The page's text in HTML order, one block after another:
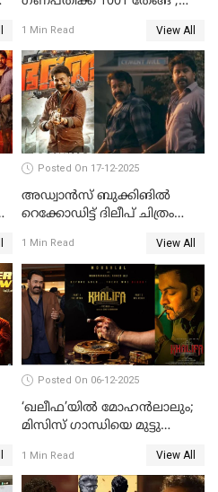
1 Min Read View All
Posted On 17-12-2025
അഡ്വാൻസ് ബുക്കിങിൽ
റെക്കോഡിട്ട് ദിലീപ് ചിത്രം
റെക്കോർഡ് വിൽപ്പന;
മണിക്കൂറില്‍ വിറ്റത്
1000ത്തിന് മുകളിൽ ടിക്കറ്റ്
1 Min Read View All
Posted On 06-12-2025
‘ഖലീഫ’യിൽ മോഹൻലാലും;
മിസിസ് ഗാന്ധിയെ മുട്ടു
അഹമ്മദ് അലിയായെത്തും
1 Min Read View All